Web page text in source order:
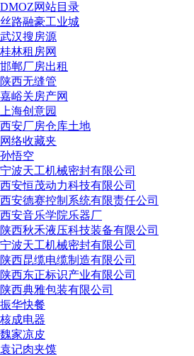
DMOZ网站目录
丝路融豪工业城
武汉搜房源
桂林租房网
邯郸厂房出租
陕西无缝管
嘉峪关房产网
上海创意园
西安厂房仓库土地
网络收藏夹
孙悟空
宁波天工机械密封有限公司
西安恒茂动力科技有限公司
西安德赛控制系统有限责任公司
西安音乐学院乐器厂
陕西秋禾液压科技装备有限公司
宁波天工机械密封有限公司
陕西昆缆电缆制造有限公司
陕西东正标识产业有限公司
陕西典雅包装有限公司
振华快餐
核成电器
魏家凉皮
袁记肉夹馍